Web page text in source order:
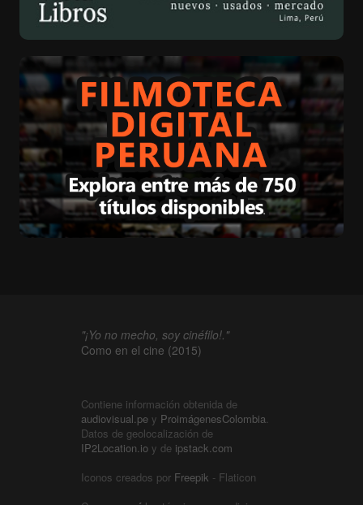
"¡Yo no mecho, soy cinéfilo!."
Como en el cine (2015)
Contiene información obtenida de
audiovisual.pe y ProimágenesColombia.
Datos de geolocalización de
IP2Location.io y de ipstack.com
Iconos creados por Freepik - Flaticon